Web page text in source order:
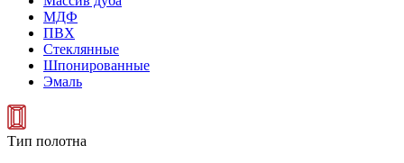
МДФ
ПВХ
Стеклянные
Шпонированные
Эмаль
Тип полотна